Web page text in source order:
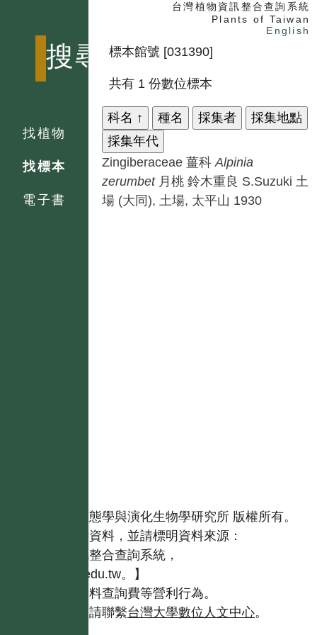
台灣植物資訊整合查詢系統
Plants of Taiwan
English
搜尋
找植物
找標本
電子書
標本館號 [031390]
共有 1 份數位標本
科名 ↑ 種名 採集者
採集地點
採集年代
Zingiberaceae 薑科 Alpinia
zerumbet 月桃 鈴木重良 S.Suzuki 土
場 (大同), 土場, 太平山 1930
國立台灣大學生態學與演化生物學研究所 版權所有。
歡迎引用本網站資料，並請標明資料來源：
【台灣植物資訊整合查詢系統，
https://tai2.ntu.edu.tw。】
且不得有收取資料查詢費等營利行為。
如需商業使用，請聯繫台灣大學數位人文中心。